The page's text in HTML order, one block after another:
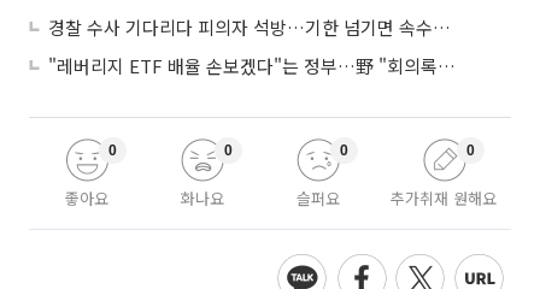
경찰 수사 기다리다 피의자 석방…기한 넘기면 속수무책
"레버리지 ETF 배율 손보겠다"는 정부…野 "회의록부터 내놔야"
좋아요
0
화나요
0
슬퍼요
0
추가취재 원해요
0